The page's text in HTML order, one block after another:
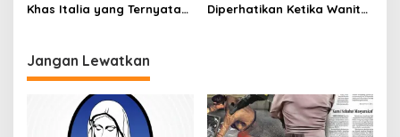
Khas Italia yang Ternyata
Diperhatikan Ketika Wanita
Jangan Lewatkan